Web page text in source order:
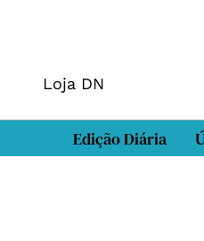
Loja DN
Edição Diária